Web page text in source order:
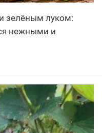
зелёным луком:
нежными и